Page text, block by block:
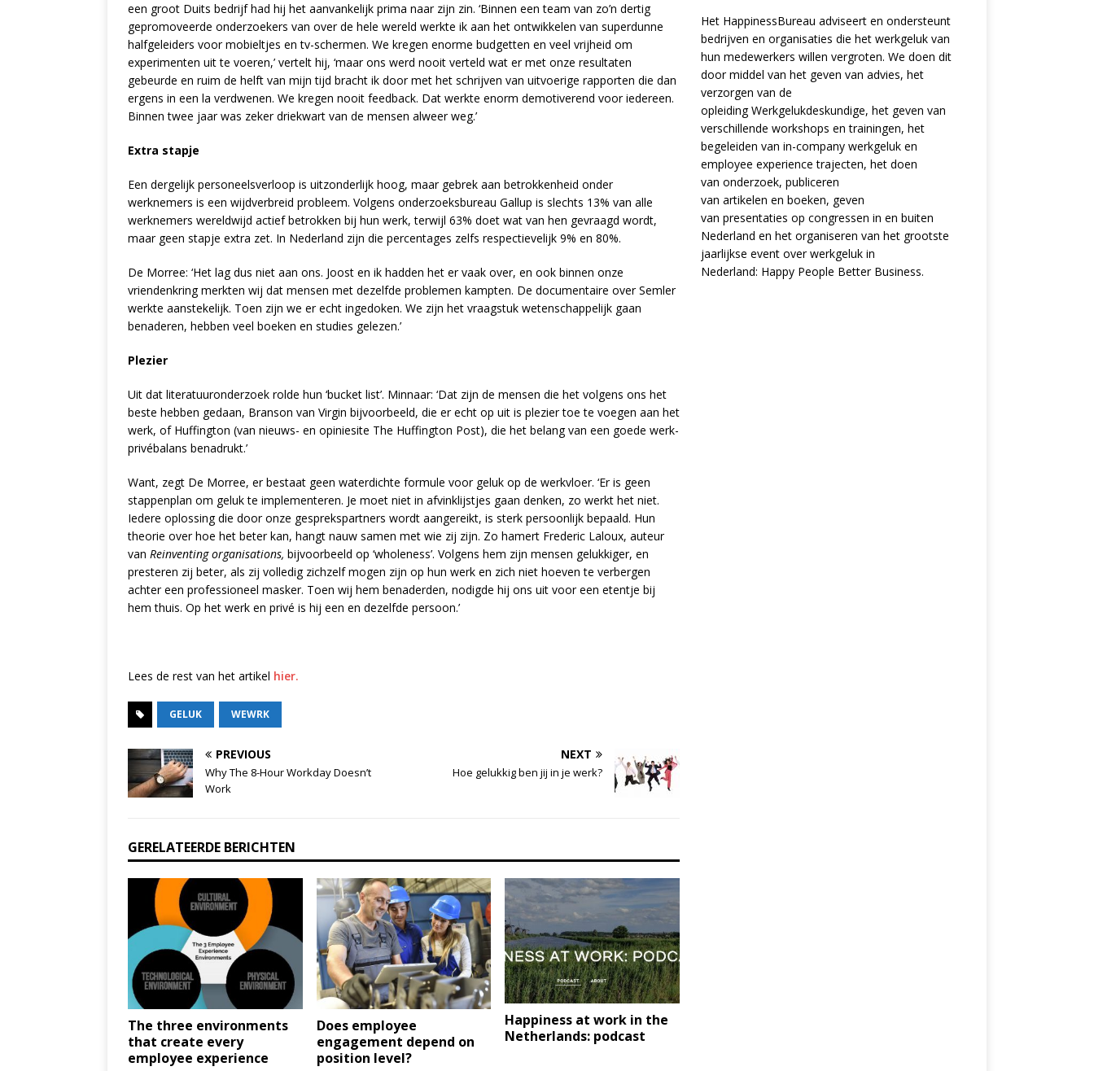
een groot Duits bedrijf had hij het aanvankelijk prima naar zijn zin. ‘Binnen een team van zo’n dertig
gepromoveerde onderzoekers van over de hele wereld werkte ik aan het ontwikkelen van superdunne
halfgeleiders voor mobieltjes en tv-schermen. We kregen enorme budgetten en veel vrijheid om
experimenten uit te voeren,’ vertelt hij, ‘maar ons werd nooit verteld wat er met onze resultaten
gebeurde en ruim de helft van mijn tijd bracht ik door met het schrijven van uitvoerige rapporten die dan
ergens in een la verdwenen. We kregen nooit feedback. Dat werkte enorm demotiverend voor iedereen.
Binnen twee jaar was zeker driekwart van de mensen alweer weg.’
Extra stapje
Een dergelijk personeelsverloop is uitzonderlijk hoog, maar gebrek aan betrokkenheid onder
werknemers is een wijdverbreid probleem. Volgens onderzoeksbureau Gallup is slechts 13% van alle
werknemers wereldwijd actief betrokken bij hun werk, terwijl 63% doet wat van hen gevraagd wordt,
maar geen stapje extra zet. In Nederland zijn die percentages zelfs respectievelijk 9% en 80%.
De Morree: ‘Het lag dus niet aan ons. Joost en ik hadden het er vaak over, en ook binnen onze
vriendenkring merkten wij dat mensen met dezelfde problemen kampten. De documentaire over Semler
werkte aanstekelijk. Toen zijn we er echt ingedoken. We zijn het vraagstuk wetenschappelijk gaan
benaderen, hebben veel boeken en studies gelezen.’
Plezier
Uit dat literatuuronderzoek rolde hun ‘bucket list’. Minnaar: ‘Dat zijn de mensen die het volgens ons het
beste hebben gedaan, Branson van Virgin bijvoorbeeld, die er echt op uit is plezier toe te voegen aan het
werk, of Huffington (van nieuws- en opiniesite The Huffington Post), die het belang van een goede werk-
privébalans benadrukt.’
Want, zegt De Morree, er bestaat geen waterdichte formule voor geluk op de werkvloer. ‘Er is geen
stappenplan om geluk te implementeren. Je moet niet in afvinklijstjes gaan denken, zo werkt het niet.
Iedere oplossing die door onze gesprekspartners wordt aangereikt, is sterk persoonlijk bepaald. Hun
theorie over hoe het beter kan, hangt nauw samen met wie zij zijn. Zo hamert Frederic Laloux, auteur
van Reinventing organisations, bijvoorbeeld op ‘wholeness’. Volgens hem zijn mensen gelukkiger, en
presteren zij beter, als zij volledig zichzelf mogen zijn op hun werk en zich niet hoeven te verbergen
achter een professioneel masker. Toen wij hem benaderden, nodigde hij ons uit voor een etentje bij
hem thuis. Op het werk en privé is hij een en dezelfde persoon.’
Lees de rest van het artikel hier.
GELUK WEWRK
PREVIOUS
Why The 8-Hour Workday Doesn’t
Work
NEXT
Hoe gelukkig ben jij in je werk?
GERELATEERDE BERICHTEN
The three environments
that create every
employee experience
Does employee
engagement depend on
position level?
Happiness at work in the
Netherlands: podcast
Het HappinessBureau adviseert en ondersteunt
bedrijven en organisaties die het werkgeluk van
hun medewerkers willen vergroten. We doen dit
door middel van het geven van advies, het
verzorgen van de
opleidingWerkgelukdeskundige, het geven van
verschillende workshops en trainingen, het
begeleiden van in-company werkgeluk en
employee experiencetrajecten, het doen
van onderzoek, publiceren
van artikelen en boeken, geven
van presentaties op congressen in en buiten
Nederland en het organiseren van het grootste
jaarlijkse event over werkgeluk in
Nederland: Happy People Better Business.